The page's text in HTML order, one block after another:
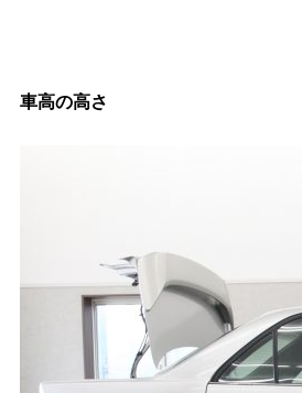
車高の高さ